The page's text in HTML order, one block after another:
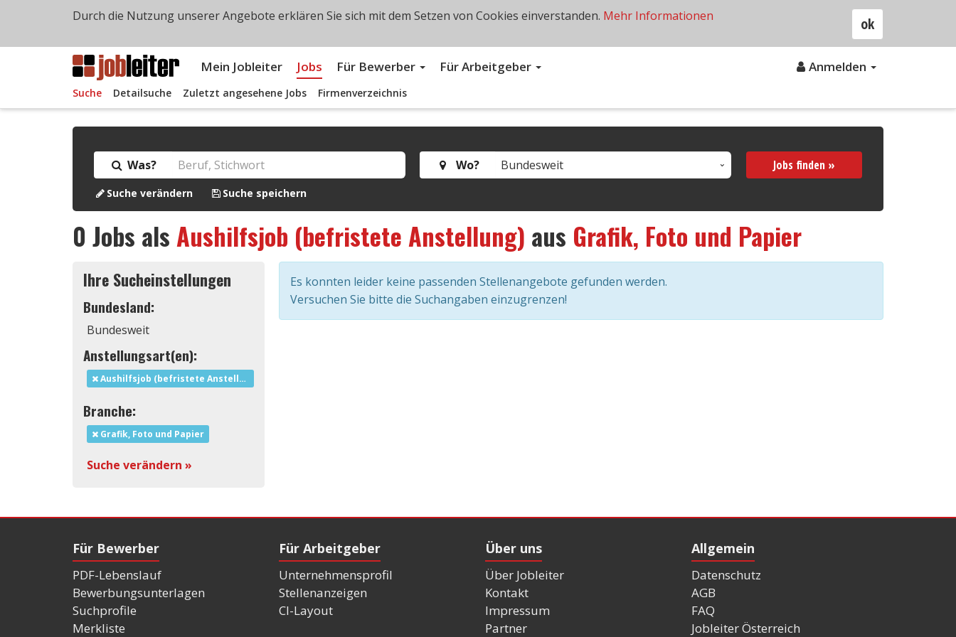
Mein Jobleiter Jobs Für Bewerber Für Arbeitgeber Anmelden
Suche Detailsuche Zuletzt angesehene Jobs Firmenverzeichnis
Was? Wo? Jobs finden »
Suche verändern Suche speichern
0 Jobs als Aushilfsjob (befristete Anstellung) aus Grafik, Foto und Papier
Ihre Sucheinstellungen
Bundesland:
Bundesweit
Anstellungsart(en):
Aushilfsjob (befristete Anstellung)
Branche:
Grafik, Foto und Papier
Suche verändern »
Es konnten leider keine passenden Stellenangebote gefunden werden.
Versuchen Sie bitte die Suchangaben einzugrenzen!
Für Bewerber
PDF-Lebenslauf
Bewerbungsunterlagen
Suchprofile
Merkliste
Für Arbeitgeber
Unternehmensprofil
Stellenanzeigen
CI-Layout
Über uns
Über Jobleiter
Kontakt
Impressum
Partner
Allgemein
Datenschutz
AGB
FAQ
Jobleiter Österreich
ok
Durch die Nutzung unserer Angebote erklären Sie sich mit dem Setzen von Cookies einverstanden. Mehr Informationen